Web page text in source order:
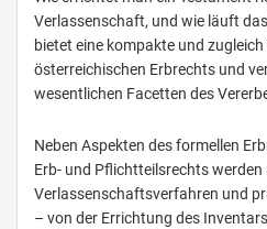
Verlassenschaft, und wie läuft
bietet eine kompakte und
österreichischen Erbrechts und
wesentlichen Facetten des
Neben Aspekten des formellen
Erb- und Pflichtteilsrechts werden
Verlassenschaftsverfahren und
– von der Errichtung des